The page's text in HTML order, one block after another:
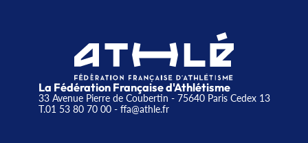
La Fédération Française d'Athlétisme
33 Avenue Pierre de Coubertin - 75640 Paris Cedex 13
T.01 53 80 70 00- ffa@athle.fr